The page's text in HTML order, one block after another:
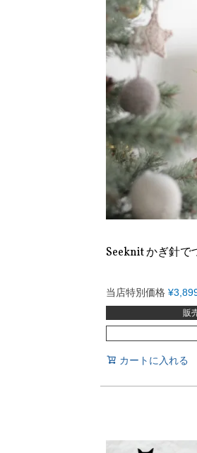
Seeknit かぎ針で
当店特別価格 ¥
販
カートに入れる